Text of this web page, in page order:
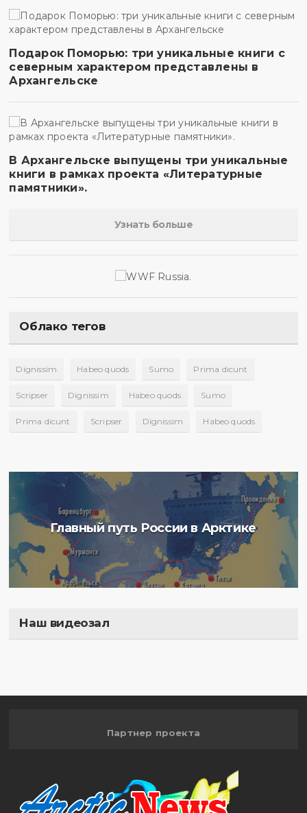
Подарок Поморью: три уникальные книги с
северным характером представлены в
Архангельске
В Архангельске выпущены три уникальные
книги в рамках проекта «Литературные
памятники».
Узнать больше
Облако тегов
Dignissim Habeo quods Sumo Prima dicunt
Scripser Dignissim Habeo quods Sumo
Prima dicunt Scripser Dignissim Habeo quods
Главный путь России в Арктике
Наш видеозал
Партнер проекта